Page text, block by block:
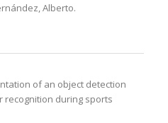
Alberto.
of an object detection
during sports